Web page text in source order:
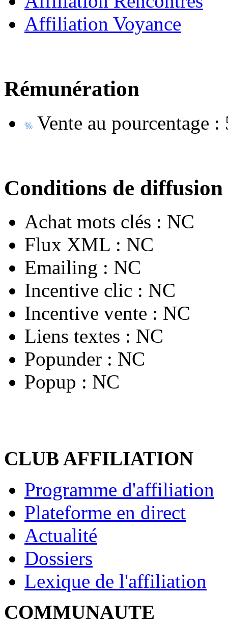
Affiliation Voyance
Rémunération
Vente au pourcentage :
Conditions de diffusion
Achat mots clés : NC
Flux XML : NC
Emailing : NC
Incentive clic : NC
Incentive vente : NC
Liens textes : NC
Popunder : NC
Popup : NC
CLUB AFFILIATION
Programme d'affiliation
Plateforme en direct
Actualité
Dossiers
Lexique de l'affiliation
COMMUNAUTE